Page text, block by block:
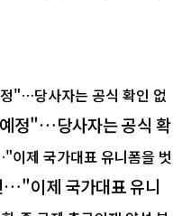
정"…당사자는 공식 확
…"이제 국가대표 유니